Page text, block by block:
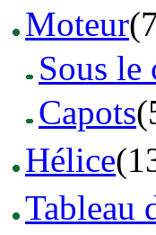
Moteur
Sous le
Capots
Hélice
Tableau